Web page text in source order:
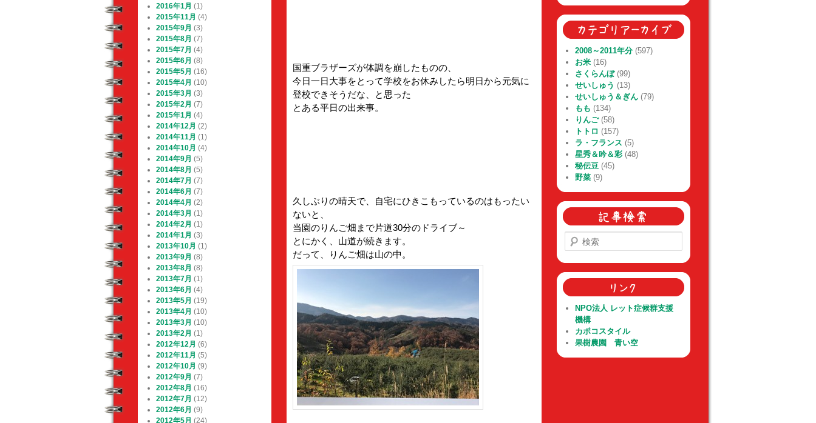
国重ブラザーズが体調を崩したものの、
今日一日大事をとって学校をお休みしたら明日から元気に
登校できそうだな、と思った
とある平日の出来事。
久しぶりの晴天で、自宅にひきこもっているのはもったい
ないと、
当園のりんご畑まで片道30分のドライブ～
とにかく、山道が続きます。
だって、りんご畑は山の中。
2016年1月 (1)
2015年11月 (4)
2015年9月 (3)
2015年8月 (7)
2015年7月 (4)
2015年6月 (8)
2015年5月 (16)
2015年4月 (10)
2015年3月 (3)
2015年2月 (7)
2015年1月 (4)
2014年12月 (2)
2014年11月 (1)
2014年10月 (4)
2014年9月 (5)
2014年8月 (5)
2014年7月 (7)
2014年6月 (7)
2014年4月 (2)
2014年3月 (1)
2014年2月 (1)
2014年1月 (3)
2013年10月 (1)
2013年9月 (8)
2013年8月 (8)
2013年7月 (1)
2013年6月 (4)
2013年5月 (19)
2013年4月 (10)
2013年3月 (10)
2013年2月 (1)
2012年12月 (6)
2012年11月 (5)
2012年10月 (9)
2012年9月 (7)
2012年8月 (16)
2012年7月 (12)
2012年6月 (9)
2012年5月 (24)
2008～2011年分(597)
お米 (16)
さくらんぼ(99)
せいしゅう (13)
せいしゅう＆ぎん (79)
もも (134)
りんご(58)
トトロ (157)
ラ・フランス (5)
星秀＆吟＆彩 (48)
秘伝豆 (45)
野菜 (9)
検
索
NPO法人 レット症候群支援
機構
カポコスタイル
果樹農園 青い空